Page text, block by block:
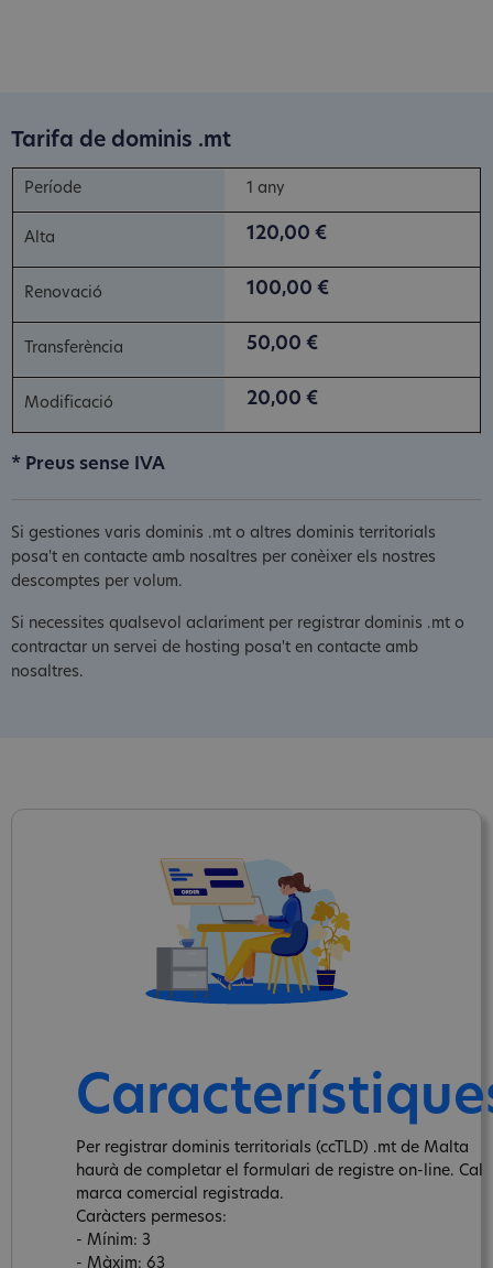
Tarifa de dominis .mt
1 any
120,00 €
100,00 €
50,00 €
20,00 €
* Preus sense IVA
Si gestiones varis dominis .mt o altres dominis territorials
posa't en contacte amb nosaltres per conèixer els nostres
descomptes per volum.
Si necessites qualsevol aclariment per registrar dominis .mt o
contractar un servei de hosting posa't en contacte amb
nosaltres.
Per registrar dominis territorials (ccTLD) .mt de Malta
haurà de completar el formulari de registre on-line. Cal
marca comercial registrada.
Caràcters permesos:
- Mínim: 3
- Màxim: 63